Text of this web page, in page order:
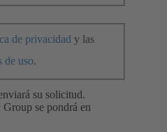
de privacidad y las
de uso.
su solicitud.
se pondrá en